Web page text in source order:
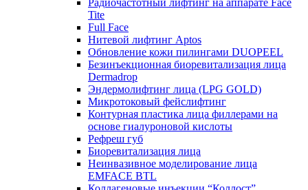
Радиочастотный лифтинг на аппарате Face
Tite
Full Face
Нитевой лифтинг Aptos
Обновление кожи пилингами DUOPEEL
Безинъекционная биоревитализация лица
Dermadrop
Эндермолифтинг лица (LPG GOLD)
Микротоковый фейслифтинг
Контурная пластика лица филлерами на
основе гиалуроновой кислоты
Рефреш губ
Биоревитализация лица
Неинвазивное моделирование лица
EMFACE BTL